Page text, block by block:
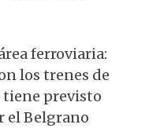
ferroviaria:
los trenes de
tiene previsto
el Belgrano